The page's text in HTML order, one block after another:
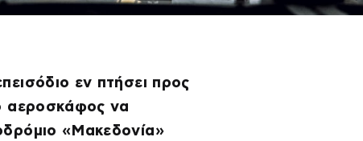
εν πτήσει προς
αεροσκάφος να
«Μακεδονία»